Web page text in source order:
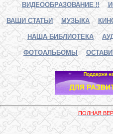
ВИДЕООБРАЗОВАНИЕ !!
ВАШИ СТАТЬИ МУЗЫКА
НАША БИБЛИОТЕКА
ФОТОАЛЬБОМЫ
ПОЛНАЯ